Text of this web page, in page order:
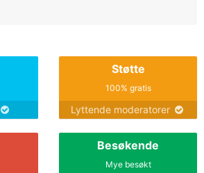
Støtte
100% gratis
Lyttende moderatorer
Besøkende
Mye besøkt